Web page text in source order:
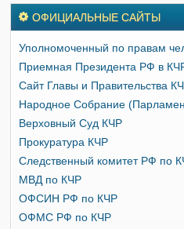
ОФИЦИАЛЬНЫЕ САЙТЫ
Уполномоченный по правам
Приемная Президента РФ в
Сайт Главы и Правительства
Народное Собрание
Верховный Суд КЧР
Прокуратура КЧР
Следственный комитет РФ по
МВД по КЧР
ОФСИН РФ по КЧР
ОФМС РФ по КЧР